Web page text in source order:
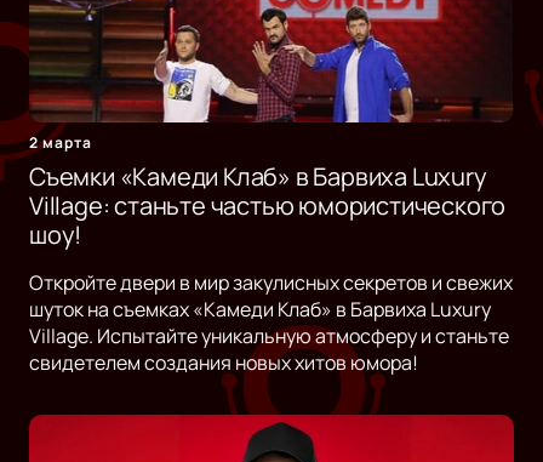
2 марта
Съемки «Камеди Клаб» в Барвиха Luxury
Village: станьте частью юмористического
шоу!
Откройте двери в мир закулисных секретов и свежих
шуток на съемках «Камеди Клаб» в Барвиха Luxury
Village. Испытайте уникальную атмосферу и станьте
свидетелем создания новых хитов юмора!